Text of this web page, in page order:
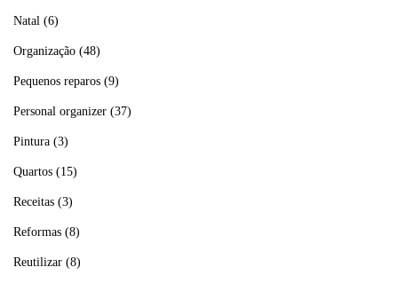
Natal (6)
Organização (48)
Pequenos reparos (9)
Personal organizer (37)
Pintura (3)
Quartos (15)
Receitas (3)
Reformas (8)
Reutilizar (8)